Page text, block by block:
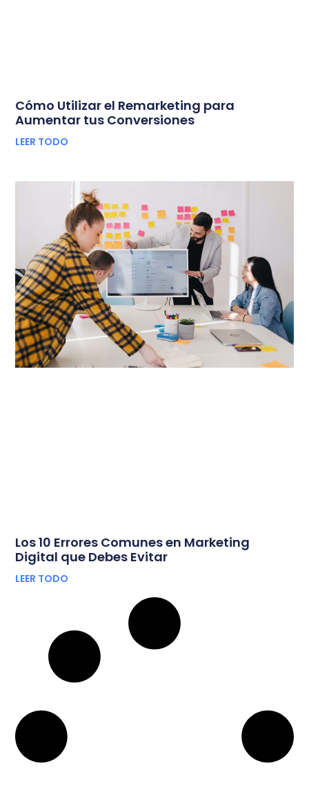
Cómo Utilizar el Remarketing para
Aumentar tus Conversiones
LEER TODO
Los 10 Errores Comunes en Marketing
Digital que Debes Evitar
LEER TODO